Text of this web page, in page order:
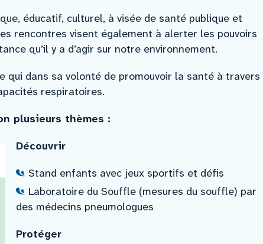
éducatif, culturel, à visée de santé publique et
rencontres visent également à alerter les pouvoirs
qu’il y a d’agir sur notre environnement.
qui dans sa volonté de promouvoir la santé à travers
respiratoires.
plusieurs thèmes :
Découvrir
Stand enfants avec jeux sportifs et défis
Laboratoire du Souffle (mesures du souffle) par
des médecins pneumologues
Protéger